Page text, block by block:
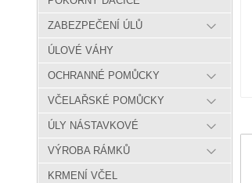
ZABEZPEČENÍ ÚLŮ
ÚLOVÉ VÁHY
OCHRANNÉ POMŮCKY
VČELAŘSKÉ POMŮCKY
ÚLY NÁSTAVKOVÉ
VÝROBA RÁMKŮ
KRMENÍ VČEL